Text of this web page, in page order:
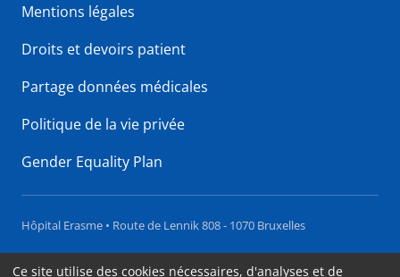
Mentions légales
Droits et devoirs patient
Partage données médicales
Politique de la vie privée
Gender Equality Plan
Hôpital Erasme • Route de Lennik 808 - 1070 Bruxelles
Accessibilité
Ce site utilise des cookies nécessaires, d'analyses et de